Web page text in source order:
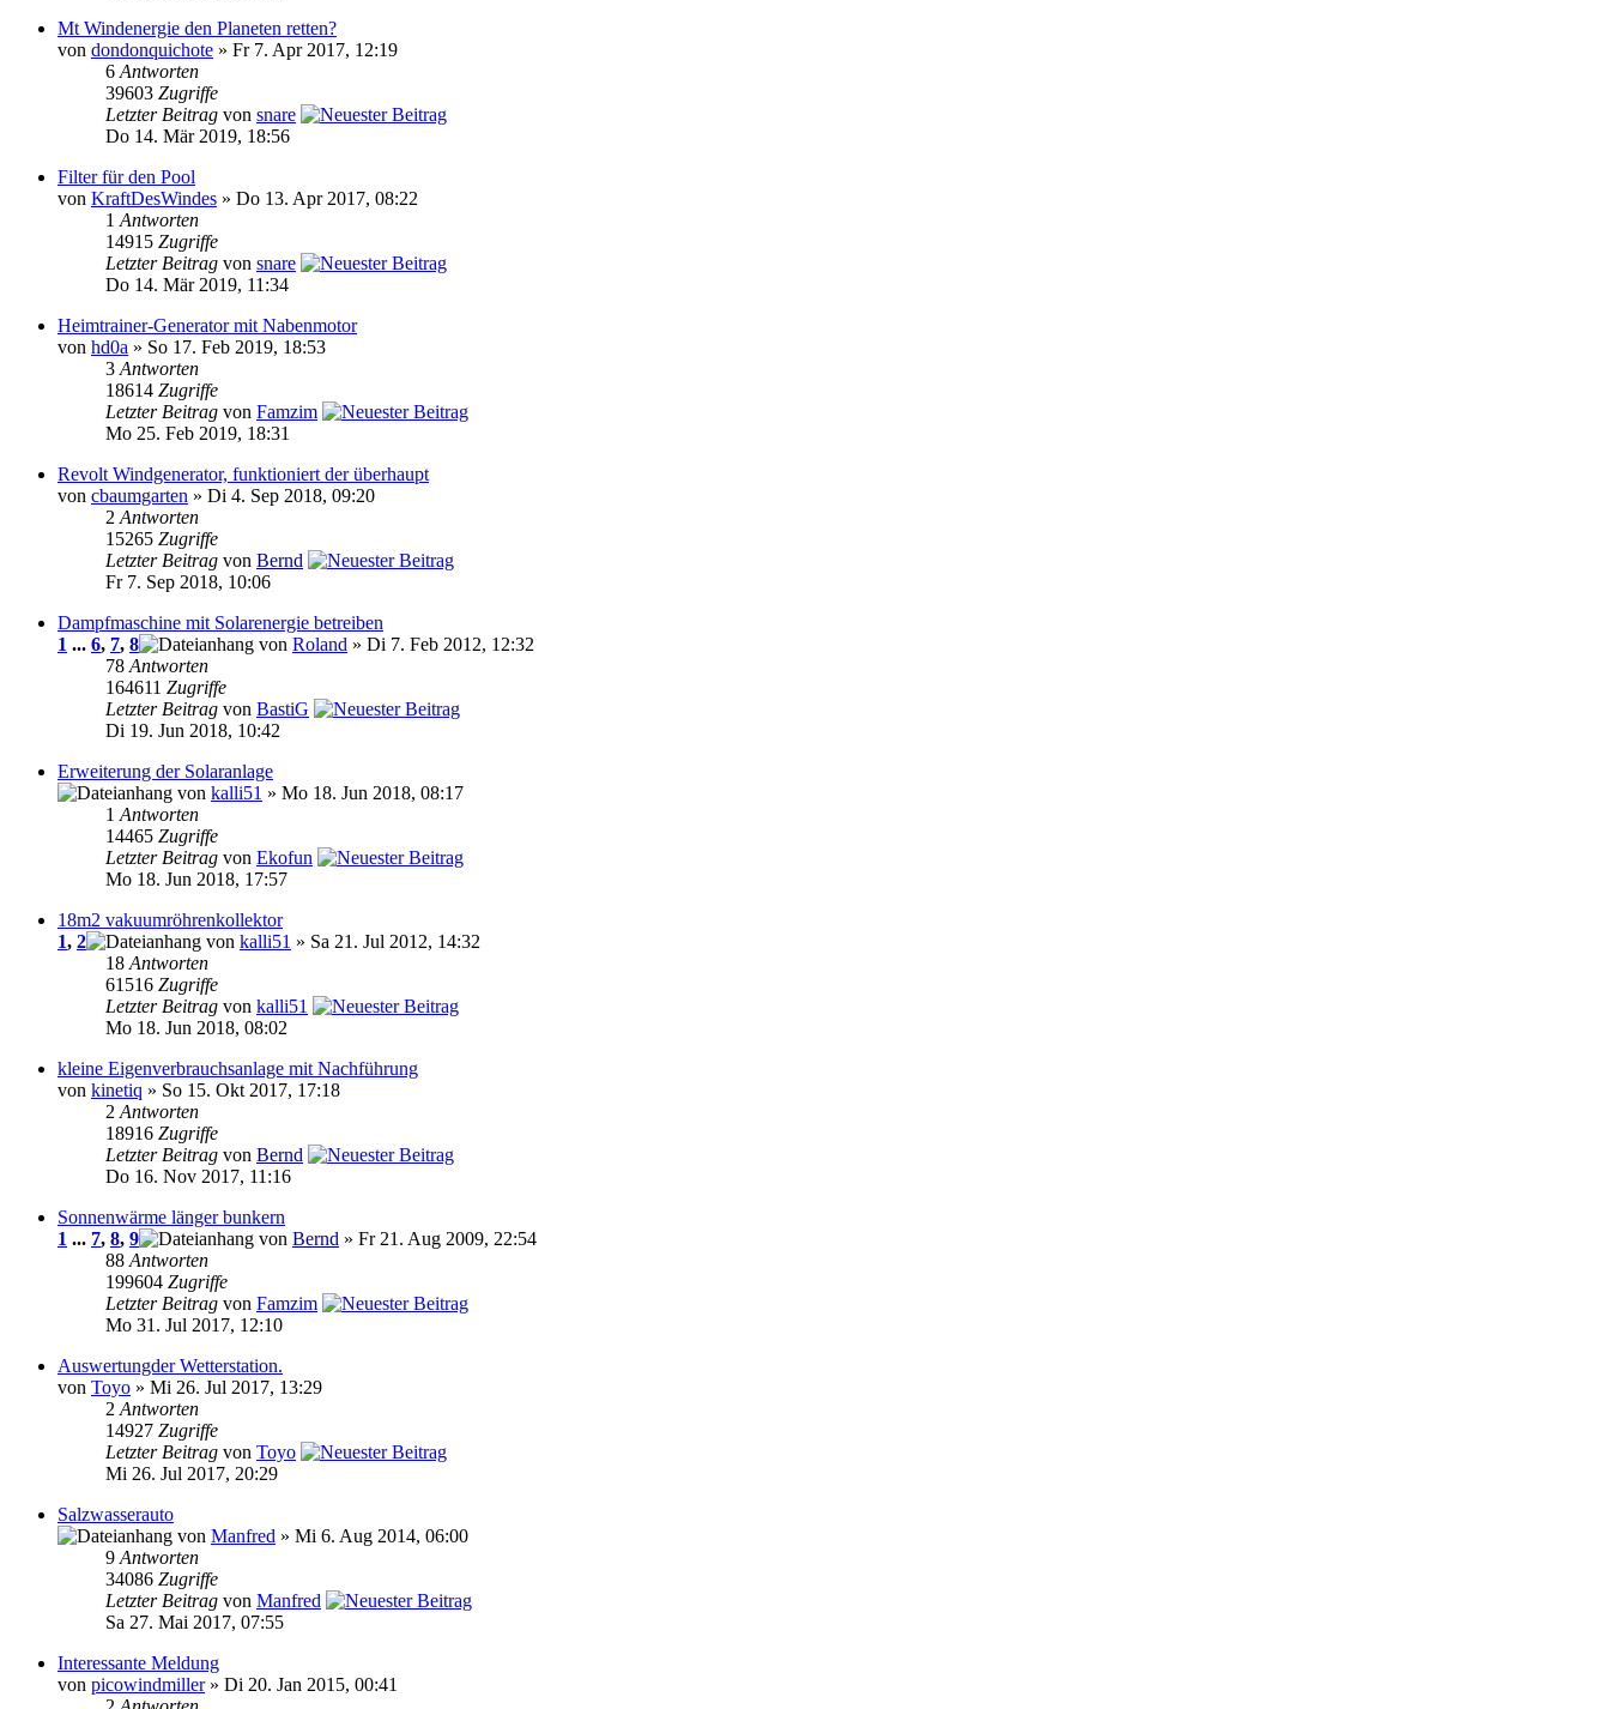
Mt Windenergie den Planeten retten?
von dondonquichote » Fr 7. Apr 2017, 12:19
6 Antworten
39603 Zugriffe
Letzter Beitrag von snare
Do 14. Mär 2019, 18:56
Filter für den Pool
von KraftDesWindes » Do 13. Apr 2017, 08:22
1 Antworten
14915 Zugriffe
Letzter Beitrag von snare
Do 14. Mär 2019, 11:34
Heimtrainer-Generator mit Nabenmotor
von hd0a » So 17. Feb 2019, 18:53
3 Antworten
18614 Zugriffe
Letzter Beitrag von Famzim
Mo 25. Feb 2019, 18:31
Revolt Windgenerator, funktioniert der überhaupt
von cbaumgarten » Di 4. Sep 2018, 09:20
2 Antworten
15265 Zugriffe
Letzter Beitrag von Bernd
Fr 7. Sep 2018, 10:06
Dampfmaschine mit Solarenergie betreiben
1 ... 6, 7, 8 von Roland » Di 7. Feb 2012, 12:32
78 Antworten
164611 Zugriffe
Letzter Beitrag von BastiG
Di 19. Jun 2018, 10:42
Erweiterung der Solaranlage
von kalli51 » Mo 18. Jun 2018, 08:17
1 Antworten
14465 Zugriffe
Letzter Beitrag von Ekofun
Mo 18. Jun 2018, 17:57
18m2 vakuumröhrenkollektor
1, 2 von kalli51 » Sa 21. Jul 2012, 14:32
18 Antworten
61516 Zugriffe
Letzter Beitrag von kalli51
Mo 18. Jun 2018, 08:02
kleine Eigenverbrauchsanlage mit Nachführung
von kinetiq » So 15. Okt 2017, 17:18
2 Antworten
18916 Zugriffe
Letzter Beitrag von Bernd
Do 16. Nov 2017, 11:16
Sonnenwärme länger bunkern
1 ... 7, 8, 9 von Bernd » Fr 21. Aug 2009, 22:54
88 Antworten
199604 Zugriffe
Letzter Beitrag von Famzim
Mo 31. Jul 2017, 12:10
Auswertungder Wetterstation.
von Toyo » Mi 26. Jul 2017, 13:29
2 Antworten
14927 Zugriffe
Letzter Beitrag von Toyo
Mi 26. Jul 2017, 20:29
Salzwasserauto
von Manfred » Mi 6. Aug 2014, 06:00
9 Antworten
34086 Zugriffe
Letzter Beitrag von Manfred
Sa 27. Mai 2017, 07:55
Interessante Meldung
von picowindmiller» Di 20. Jan 2015, 00:41